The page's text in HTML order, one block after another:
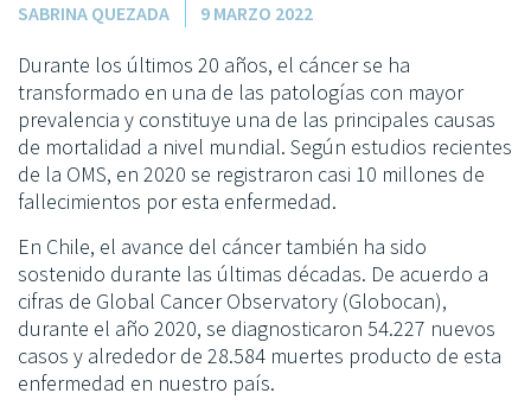
SABRINA QUEZADA 9 MARZO 2022
Durante los últimos 20 años, el cáncer se ha
transformado en una de las patologías con mayor
prevalencia y constituye una de las principales causas
de mortalidad a nivel mundial. Según estudios recientes
de la OMS, en 2020 se registraron casi 10 millones de
fallecimientos por esta enfermedad.
En Chile, el avance del cáncer también ha sido
sostenido durante las últimas décadas. De acuerdo a
cifras de Global Cancer Observatory (Globocan),
durante el año 2020, se diagnosticaron 54.227 nuevos
casos y alrededor de 28.584 muertes producto de esta
enfermedad en nuestro país.